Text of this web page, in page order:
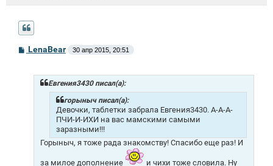
СLenaBear 30 апр 2015, 20:51
Евгения3430 писал(а):
горыныч писал(а):
Девочки, таблетки забрала Евгения3430. А-А-А-
ПЧИ-И-ИХИ на вас мамскими самыми
заразными!!!
Горыныч, я тоже рада знакомству! Спасибо еще раз! И
за милое дополнение и чихи тоже словила. Ну